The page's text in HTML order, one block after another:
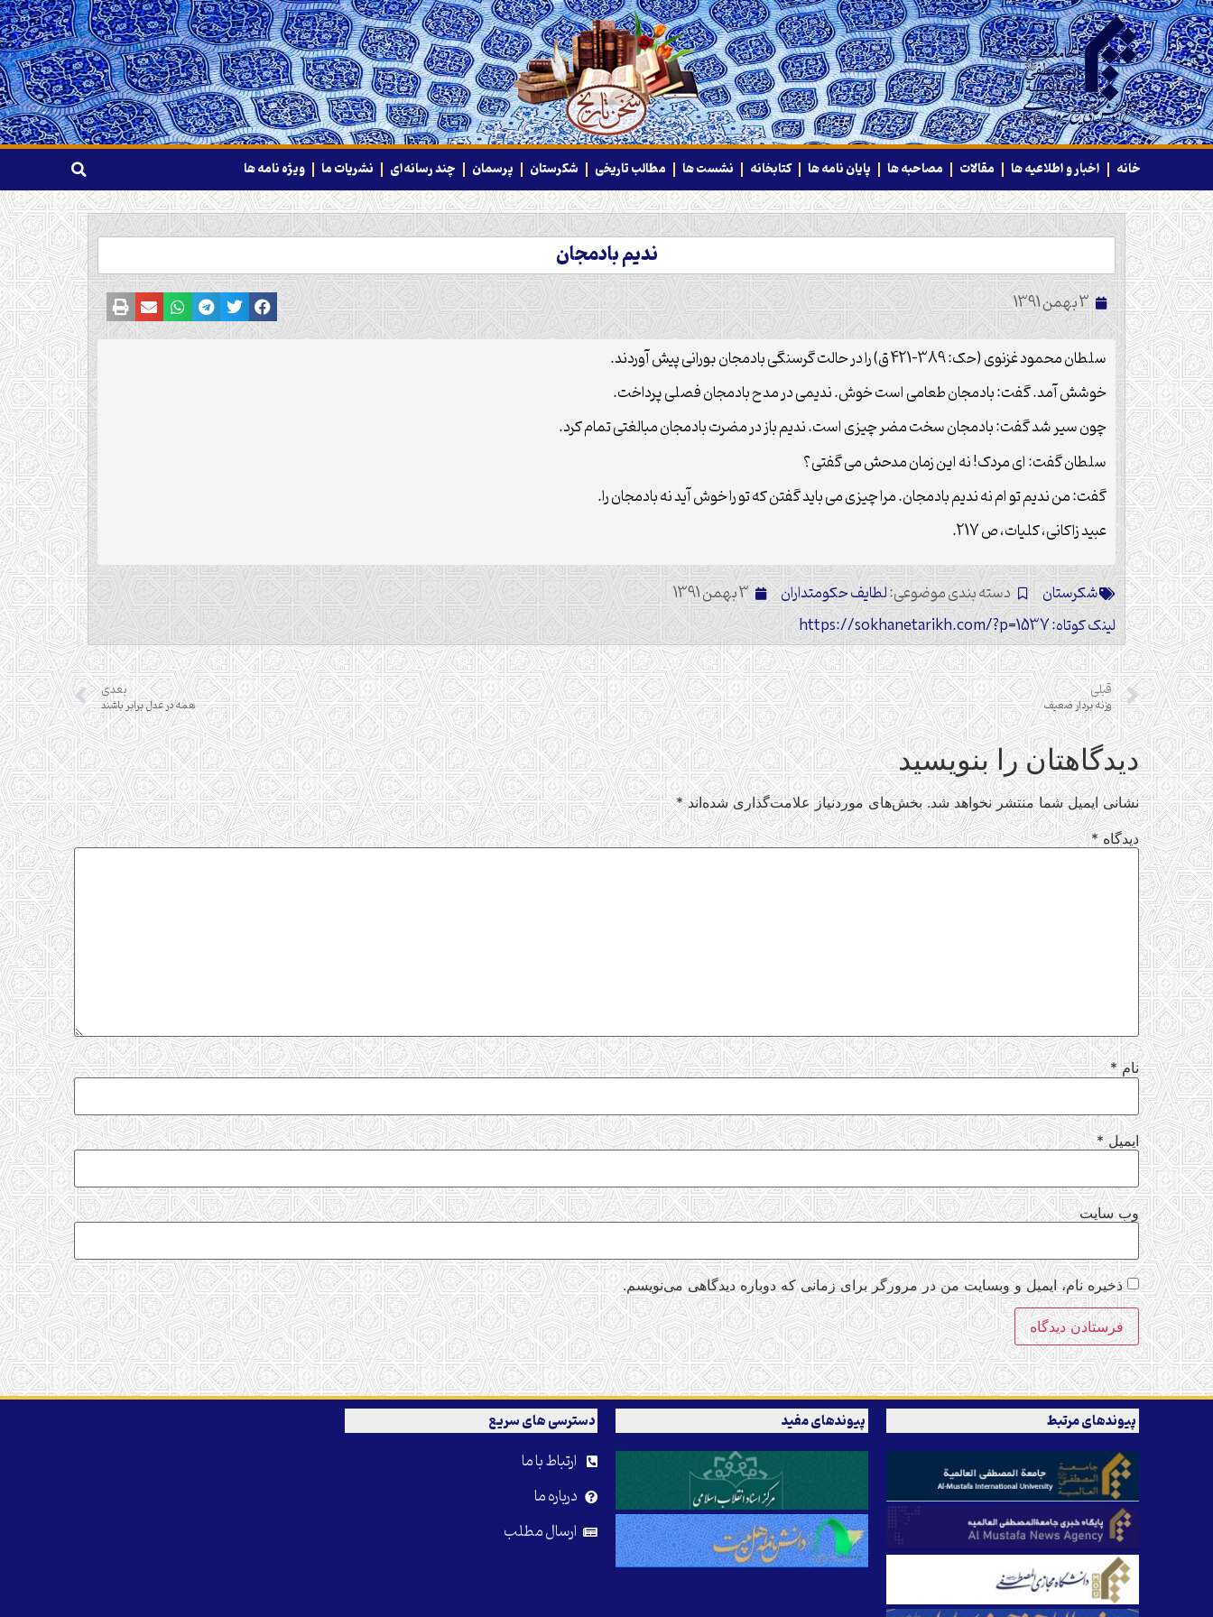
خانه اخبار و اطلاعیه ها مقالات مصاحبه ها پایان نامه ها کتابخانه نشست ها مطالب تاریخی شکرستان پرسمان چند رسانه‌ای نشریات ما ویژه نامه ها
ندیم بادمجان
3 بهمن 1391
سلطان محمود غزنوی (حک: 389-421 ق) را در حالت گرسنگی بادمجان بورانی پیش آوردند.
خوشش آمد. گفت: بادمجان طعامی است خوش. ندیمی در مدح بادمجان فصلی پرداخت.
چون سیر شد گفت: بادمجان سخت مضر چیزی است. ندیم باز در مضرت بادمجان مبالغتی تمام کرد.
سلطان گفت: ای مردک! نه این زمان مدحش می گفتی؟
گفت: من ندیم تو ام نه ندیم بادمجان. مرا چیزی می باید گفتن که تو را خوش آید نه بادمجان را.
عبید زاکانی، کلیات، ص 217.
شکرستان دسته بندی موضوعی:لطایف حکومتداران
3 بهمن 1391
لینک کوتاه: https://sokhanetarikh.com/?p=1537
قبلی
وزنه بردار ضعيف
بعدی
همه در عدل برابر باشند
دیدگاهتان را بنویسید
نشانی ایمیل شما منتشر نخواهد شد. بخش‌های موردنیاز علامت‌گذاری شده‌اند*
دیدگاه*
نام*
ایمیل*
وب‌ سایت
ذخیره نام، ایمیل و وبسایت من در مرورگر برای زمانی که دوباره دیدگاهی می‌نویسم.
پیوندهای مرتبط پیوندهای مفید دسترسی های سریع
ارتباط با ما
درباره ما
ارسال مطلب